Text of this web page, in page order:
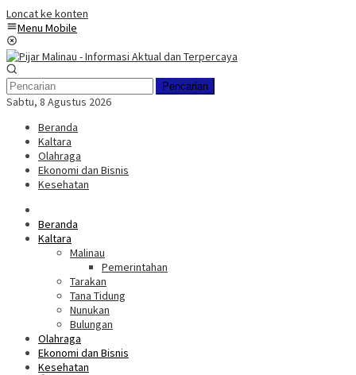
Loncat ke konten
Menu Mobile
Pencarian
Sabtu, 8 Agustus 2026
Beranda
Kaltara
Olahraga
Ekonomi dan Bisnis
Kesehatan
Beranda
Kaltara
Malinau
Pemerintahan
Tarakan
Tana Tidung
Nunukan
Bulungan
Olahraga
Ekonomi dan Bisnis
Kesehatan